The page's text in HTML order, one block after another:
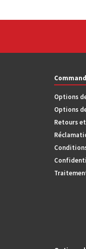
Options
Options
Retours